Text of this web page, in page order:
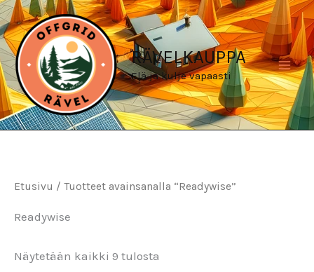
Siirry
sisältöön
RÄVELKAUPPA
Elä ja kulje vapaasti
Etusivu / Tuotteet avainsanalla “Readywise”
Readywise
Näytetään kaikki 9 tulosta